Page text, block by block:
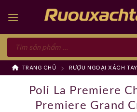
Tìm
kiếm
phẩm
TRANG CHỦ RƯỢU NGOẠI XÁCH TAY
Poli La Premiere
Premiere Grand